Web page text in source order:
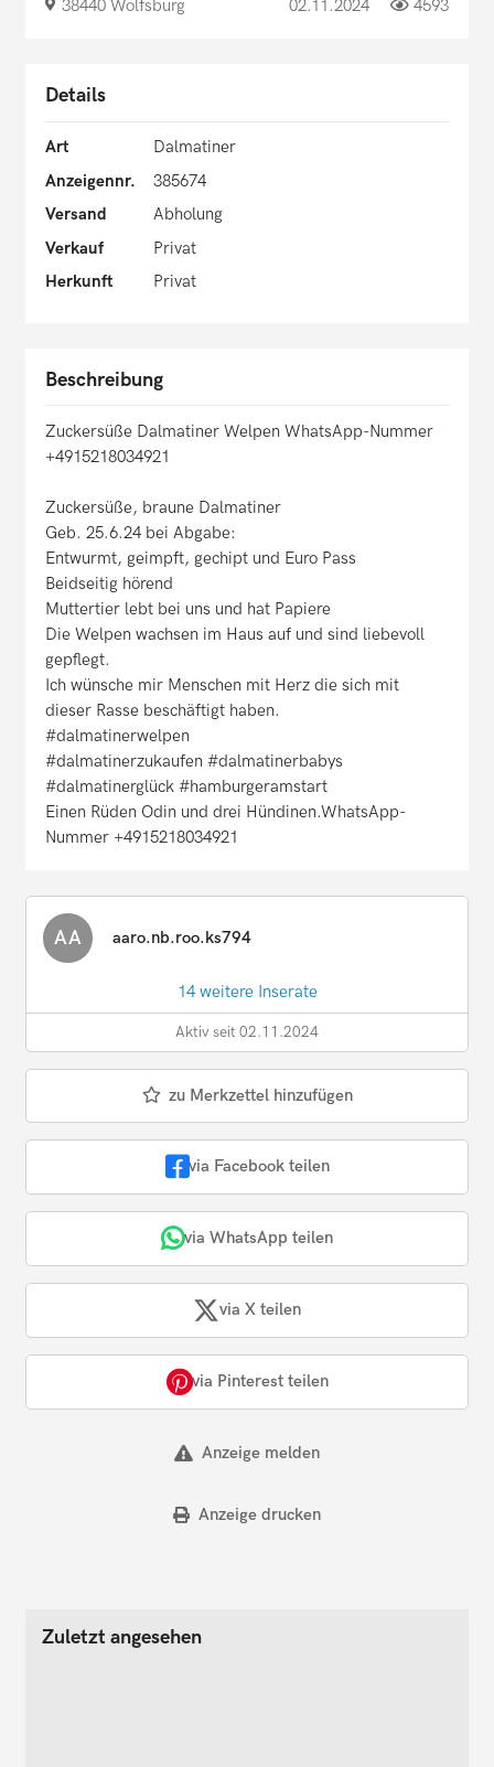
38440 Wolfsburg 02.11.2024 4593
Details
Art
Dalmatiner
Anzeigennr.
385674
Versand
Abholung
Verkauf
Privat
Herkunft
Privat
Beschreibung
Zuckersüße Dalmatiner Welpen WhatsApp-Nummer
+4915218034921
Zuckersüße, braune Dalmatiner
Geb. 25.6.24 bei Abgabe:
Entwurmt, geimpft, gechipt und Euro Pass
Beidseitig hörend
Muttertier lebt bei uns und hat Papiere
Die Welpen wachsen im Haus auf und sind liebevoll
gepflegt.
Ich wünsche mir Menschen mit Herz die sich mit
dieser Rasse beschäftigt haben.
#dalmatinerwelpen
#dalmatinerzukaufen #dalmatinerbabys
#dalmatinerglück #hamburgeramstart
Einen Rüden Odin und drei Hündinen.WhatsApp-
Nummer +4915218034921
AA aaro.nb.roo.ks794
14 weitere Inserate
Aktiv seit 02.11.2024
zu Merkzettel hinzufügen
via Facebook teilen
via WhatsApp teilen
via X teilen
via Pinterest teilen
Anzeige melden
Anzeige drucken
Zuletzt angesehen